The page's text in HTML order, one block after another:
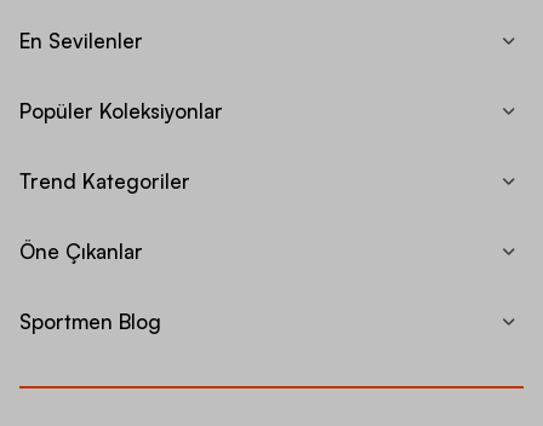
En Sevilenler
Popüler Koleksiyonlar
Trend Kategoriler
Öne Çıkanlar
Sportmen Blog